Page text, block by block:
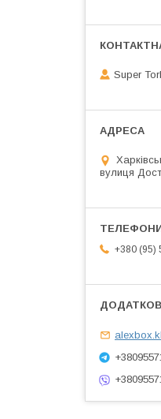
Super
вулиця
+380 (95)